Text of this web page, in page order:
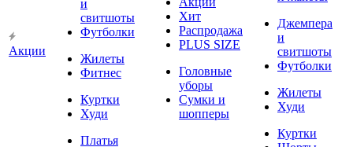
Акции
и
свитшоты
Футболки
Жилеты
Фитнес
Куртки
Худи
Платья
Хит
Распродажа
PLUS SIZE
Головные
уборы
Сумки и
шопперы
Джемпера
и
свитшоты
Футболки
Жилеты
Худи
Куртки